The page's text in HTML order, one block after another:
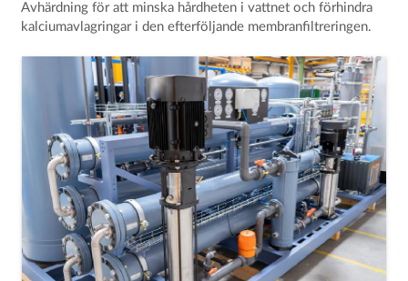
Avhärdning för att minska hårdheten i vattnet och förhindra
kalciumavlagringar i den efterföljande membranfiltreringen.